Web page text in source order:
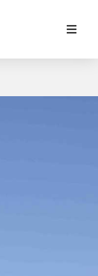
Loisirs